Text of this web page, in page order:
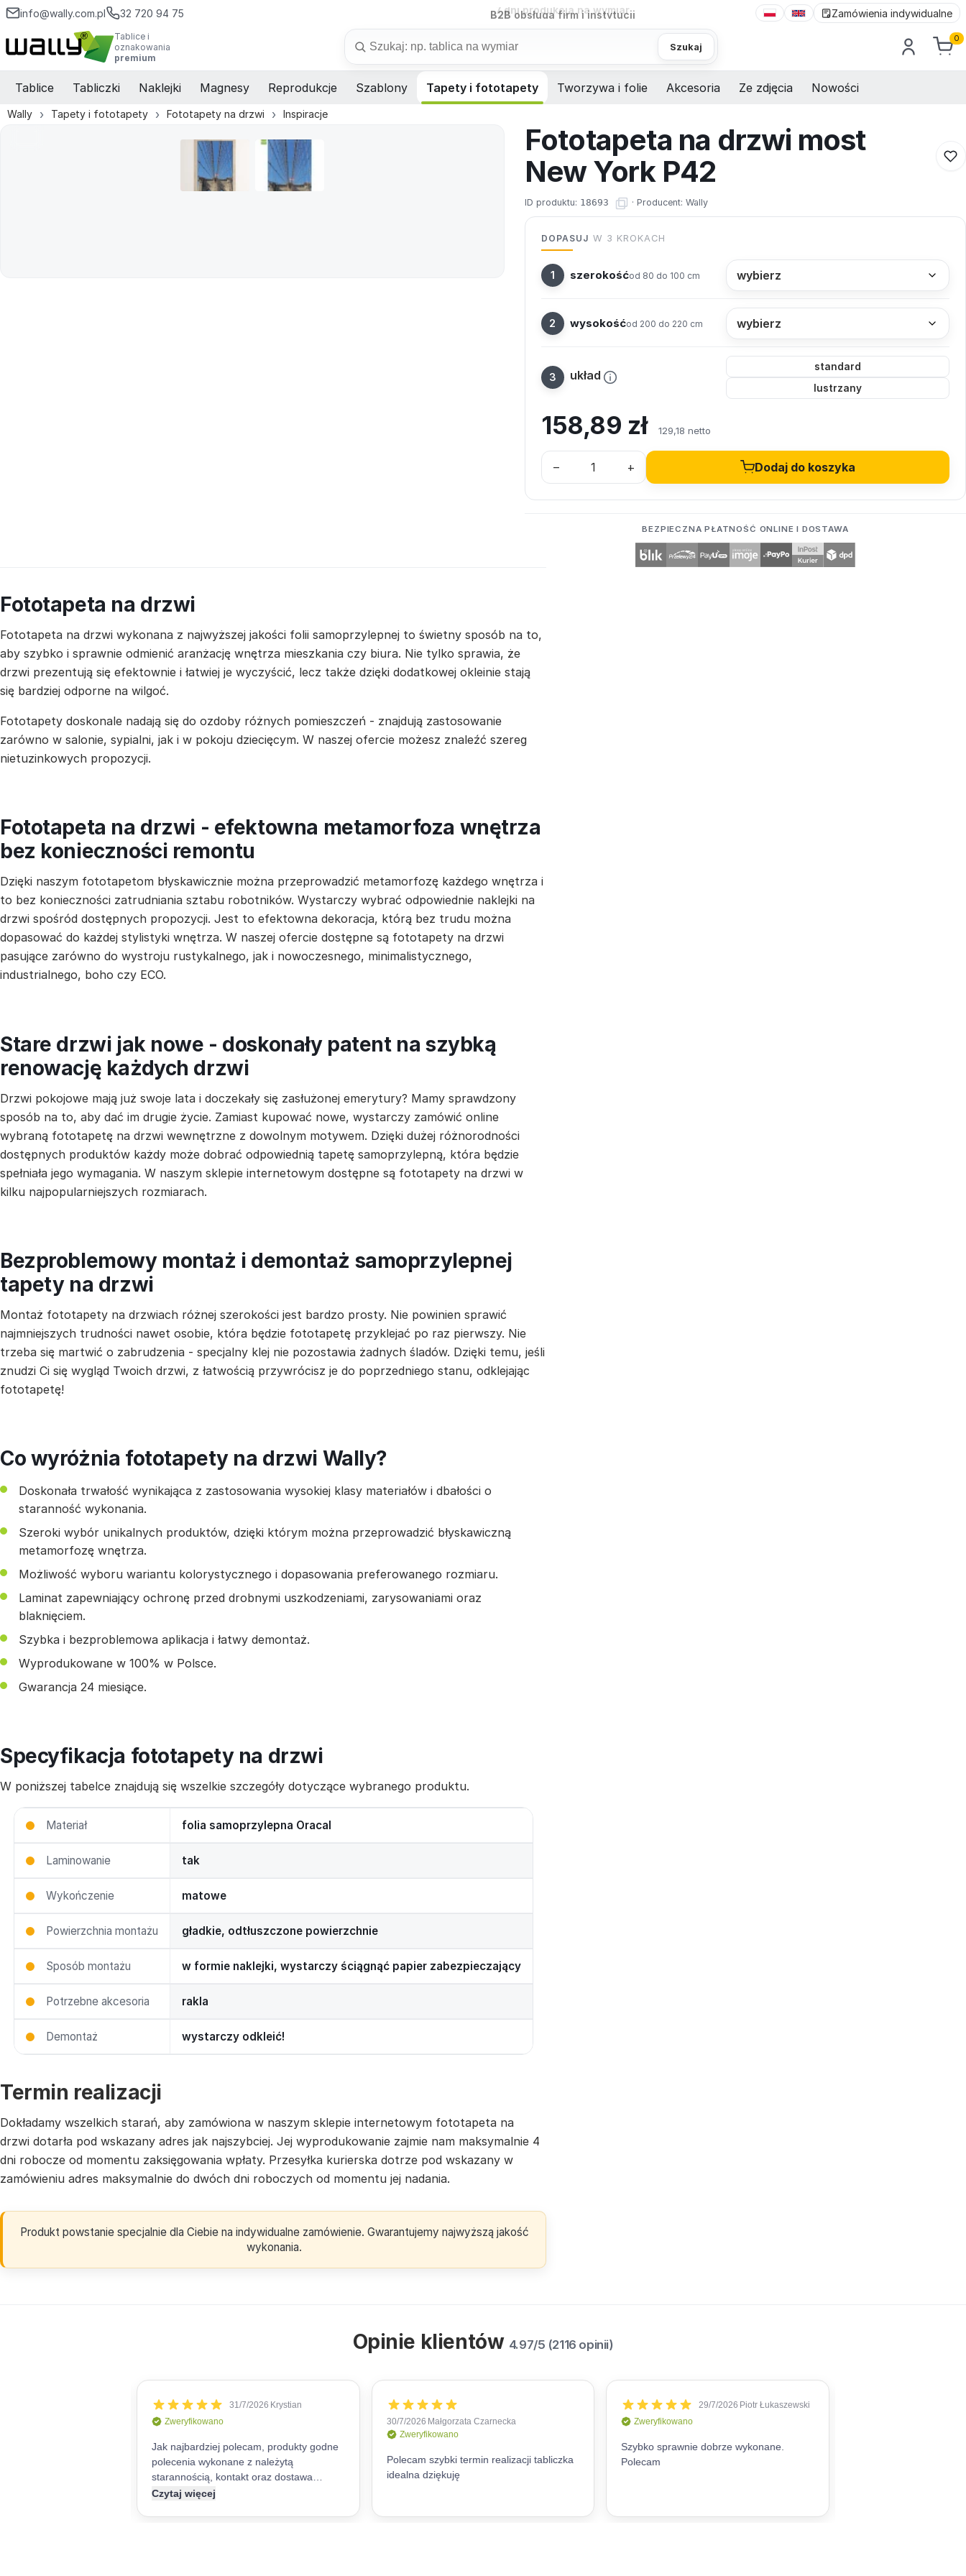
info@wally.com.pl 32 720 94 75 B2Bobsługa firm i instytucji Zamówienia indywidualne
Tablice i
oznakowania
premium
Szukaj
0
Tablice Tabliczki Naklejki Magnesy Reprodukcje Szablony Tapety i fototapety Tworzywa i folie Akcesoria Ze zdjęcia Nowości
Wally Tapety i fototapety Fototapety na drzwi Inspiracje
Fototapeta na drzwi most
New York P42
ID produktu: 18693 · Producent: Wally
DOPASUJ W 3 KROKACH
szerokośćod 80 do 100 cm
wysokośćod 200 do 220 cm
układ
standard
lustrzany
158,89 zł 129,18 netto
– + Dodaj do koszyka
BEZPIECZNA PŁATNOŚĆ ONLINE I DOSTAWA
Fototapeta na drzwi
Fototapeta na drzwi wykonana z najwyższej jakości folii samoprzylepnej to świetny sposób na to,
aby szybko i sprawnie odmienić aranżację wnętrza mieszkania czy biura. Nie tylko sprawia, że
drzwi prezentują się efektownie i łatwiej je wyczyścić, lecz także dzięki dodatkowej okleinie stają
się bardziej odporne na wilgoć.
Fototapety doskonale nadają się do ozdoby różnych pomieszczeń - znajdują zastosowanie
zarówno w salonie, sypialni, jak i w pokoju dziecięcym. W naszej ofercie możesz znaleźć szereg
nietuzinkowych propozycji.
Fototapeta na drzwi - efektowna metamorfoza wnętrza
bez konieczności remontu
Dzięki naszym fototapetom błyskawicznie można przeprowadzić metamorfozę każdego wnętrza i
to bez konieczności zatrudniania sztabu robotników. Wystarczy wybrać odpowiednie naklejki na
drzwi spośród dostępnych propozycji. Jest to efektowna dekoracja, którą bez trudu można
dopasować do każdej stylistyki wnętrza. W naszej ofercie dostępne są fototapety na drzwi
pasujące zarówno do wystroju rustykalnego, jak i nowoczesnego, minimalistycznego,
industrialnego, boho czy ECO.
Stare drzwi jak nowe - doskonały patent na szybką
renowację każdych drzwi
Drzwi pokojowe mają już swoje lata i doczekały się zasłużonej emerytury? Mamy sprawdzony
sposób na to, aby dać im drugie życie. Zamiast kupować nowe, wystarczy zamówić online
wybraną fototapetę na drzwi wewnętrzne z dowolnym motywem. Dzięki dużej różnorodności
dostępnych produktów każdy może dobrać odpowiednią tapetę samoprzylepną, która będzie
spełniała jego wymagania. W naszym sklepie internetowym dostępne są fototapety na drzwi w
kilku najpopularniejszych rozmiarach.
Bezproblemowy montaż i demontaż samoprzylepnej
tapety na drzwi
Montaż fototapety na drzwiach różnej szerokości jest bardzo prosty. Nie powinien sprawić
najmniejszych trudności nawet osobie, która będzie fototapetę przyklejać po raz pierwszy. Nie
trzeba się martwić o zabrudzenia - specjalny klej nie pozostawia żadnych śladów. Dzięki temu, jeśli
znudzi Ci się wygląd Twoich drzwi, z łatwością przywrócisz je do poprzedniego stanu, odklejając
fototapetę!
Co wyróżnia fototapety na drzwi Wally?
Doskonała trwałość wynikająca z zastosowania wysokiej klasy materiałów i dbałości o
staranność wykonania.
Szeroki wybór unikalnych produktów, dzięki którym można przeprowadzić błyskawiczną
metamorfozę wnętrza.
Możliwość wyboru wariantu kolorystycznego i dopasowania preferowanego rozmiaru.
Laminat zapewniający ochronę przed drobnymi uszkodzeniami, zarysowaniami oraz
blaknięciem.
Szybka i bezproblemowa aplikacja i łatwy demontaż.
Wyprodukowane w 100% w Polsce.
Gwarancja 24 miesiące.
Specyfikacja fototapety na drzwi
W poniższej tabelce znajdują się wszelkie szczegóły dotyczące wybranego produktu.
Materiał folia samoprzylepna Oracal
Laminowanie tak
Wykończenie matowe
Powierzchnia montażu gładkie, odtłuszczone powierzchnie
Sposób montażu w formie naklejki, wystarczy ściągnąć papier zabezpieczający
Potrzebne akcesoria rakla
Demontaż wystarczy odkleić!
Termin realizacji
Dokładamy wszelkich starań, aby zamówiona w naszym sklepie internetowym fototapeta na
drzwi dotarła pod wskazany adres jak najszybciej. Jej wyprodukowanie zajmie nam maksymalnie 4
dni robocze od momentu zaksięgowania wpłaty. Przesyłka kurierska dotrze pod wskazany w
zamówieniu adres maksymalnie do dwóch dni roboczych od momentu jej nadania.
Produkt powstanie specjalnie dla Ciebie na indywidualne zamówienie. Gwarantujemy najwyższą jakość
wykonania.
Opinie klientów 4.97/5 (2116 opinii)